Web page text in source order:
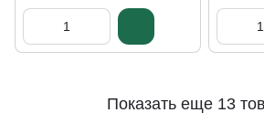
Показать еще 13